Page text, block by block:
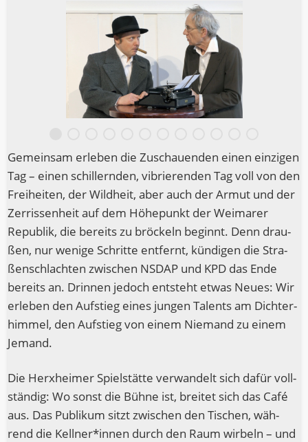
Gemein­sam erle­ben die Zuschau­en­den einen ein­zi­gen
Tag – einen schil­lern­den, vibrie­ren­den Tag voll von den
Frei­hei­ten, der Wild­heit, aber auch der Armut und der
Zer­ris­sen­heit auf dem Höhe­punkt der Wei­ma­rer
Repu­blik, die bereits zu brö­ckeln beginnt. Denn drau­
ßen, nur weni­ge Schrit­te ent­fernt, kün­di­gen die Stra­
ßen­schlach­ten zwi­schen NSDAP und KPD das Ende
bereits an. Drin­nen jedoch ent­steht etwas Neu­es: Wir
erle­ben den Auf­stieg eines jun­gen Talents am Dich­ter­
him­mel, den Auf­stieg von einem Nie­mand zu einem
Jemand.
Die Herx­hei­mer Spiel­stät­te ver­wan­delt sich dafür voll­
stän­dig: Wo sonst die Büh­ne ist, brei­tet sich das Café
aus. Das Publi­kum sitzt zwi­schen den Tischen, wäh­
rend die Kellner*innen durch den Raum wir­beln – und